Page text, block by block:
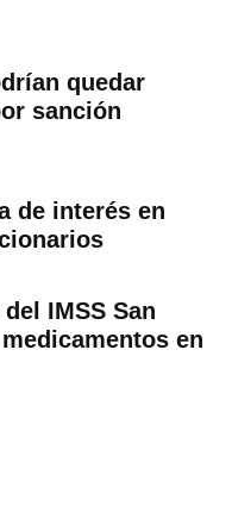
quedar
sanción
de interés en
IMSS San
en